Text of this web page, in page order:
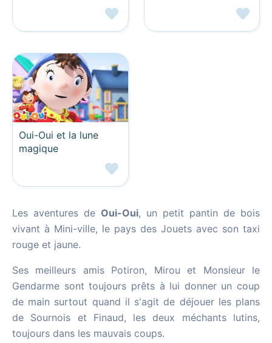
Oui-Oui et la lune
magique
Les aventures de Oui-Oui, un petit pantin de bois
vivant à Mini-ville, le pays des Jouets avec son taxi
rouge et jaune.
Ses meilleurs amis Potiron, Mirou et Monsieur le
Gendarme sont toujours prêts à lui donner un coup
de main surtout quand il s'agit de déjouer les plans
de Sournois et Finaud, les deux méchants lutins,
toujours dans les mauvais coups.